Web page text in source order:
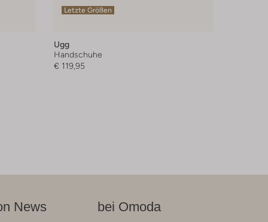
Letzte Größen
Ugg
Handschuhe
€ 119,95
News bei Omoda